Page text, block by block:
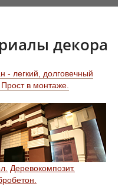
декора
- легкий, долговечный
в монтаже.
Деревокомпозит.